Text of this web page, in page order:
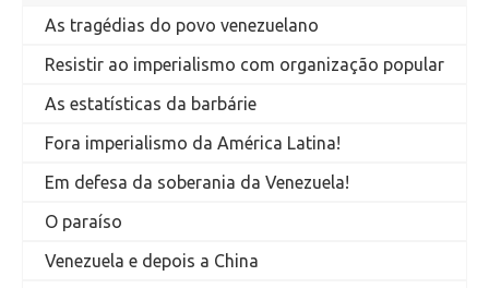
As tragédias do povo venezuelano
Resistir ao imperialismo com organização popular
As estatísticas da barbárie
Fora imperialismo da América Latina!
Em defesa da soberania da Venezuela!
O paraíso
Venezuela e depois a China